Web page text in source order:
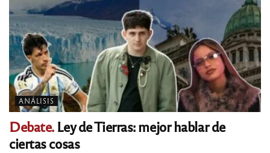
ANÁLISIS
Debate.Ley de Tierras: mejor hablar de
ciertas cosas